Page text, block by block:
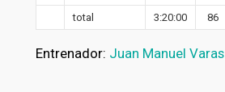
total 3:20:00 86
Entrenador: Juan Manuel Varas